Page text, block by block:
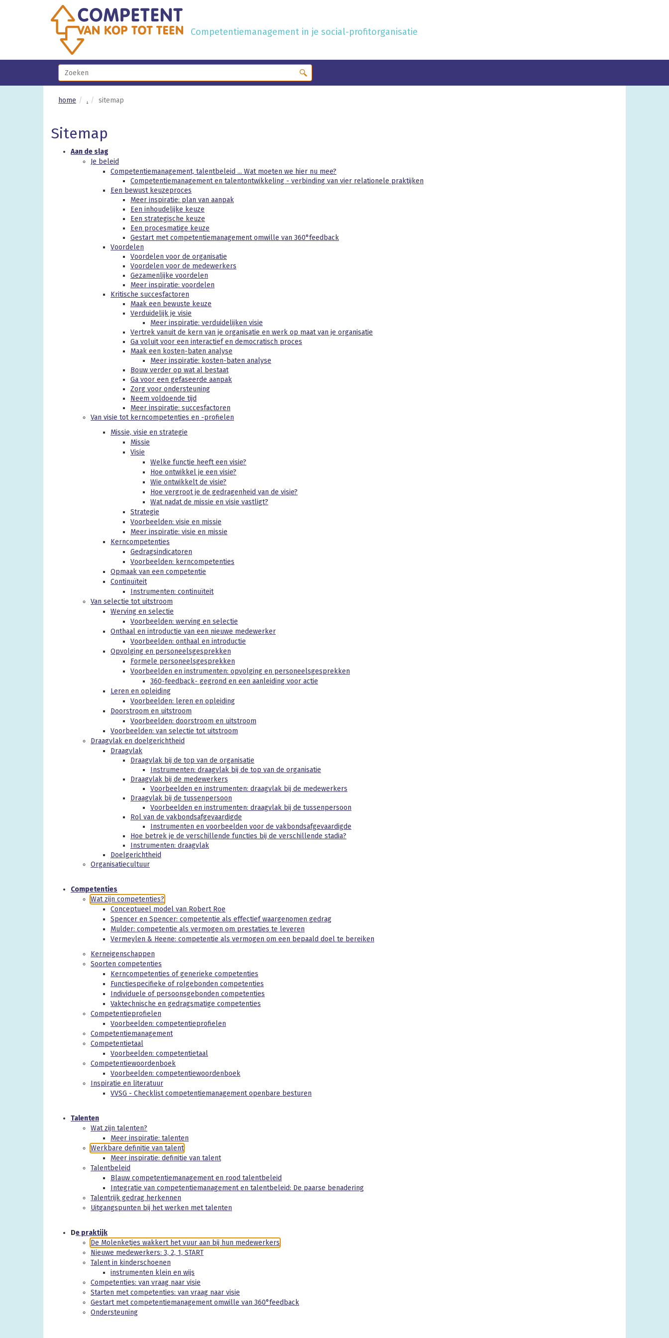
Competentiemanagement in je social-profitorganisatie
home . sitemap
Sitemap
Aan de slag
Je beleid
Competentiemanagement, talentbeleid ... Wat moeten we hier nu mee?
Competentiemanagement en talentontwikkeling - verbinding van vier relationele praktijken
Een bewust keuzeproces
Meer inspiratie: plan van aanpak
Een inhoudelijke keuze
Een strategische keuze
Een procesmatige keuze
Gestart met competentiemanagement omwille van 360°feedback
Voordelen
Voordelen voor de organisatie
Voordelen voor de medewerkers
Gezamenlijke voordelen
Meer inspiratie: voordelen
Kritische succesfactoren
Maak een bewuste keuze
Verduidelijk je visie
Meer inspiratie: verduidelijken visie
Vertrek vanuit de kern van je organisatie en werk op maat van je organisatie
Ga voluit voor een interactief en democratisch proces
Maak een kosten-baten analyse
Meer inspiratie: kosten-baten analyse
Bouw verder op wat al bestaat
Ga voor een gefaseerde aanpak
Zorg voor ondersteuning
Neem voldoende tijd
Meer inspiratie: succesfactoren
Van visie tot kerncompetenties en -profielen
Missie, visie en strategie
Missie
Visie
Welke functie heeft een visie?
Hoe ontwikkel je een visie?
Wie ontwikkelt de visie?
Hoe vergroot je de gedragenheid van de visie?
Wat nadat de missie en visie vastligt?
Strategie
Voorbeelden: visie en missie
Meer inspiratie: visie en missie
Kerncompetenties
Gedragsindicatoren
Voorbeelden: kerncompetenties
Opmaak van een competentie
Continuïteit
Instrumenten: continuïteit
Van selectie tot uitstroom
Werving en selectie
Voorbeelden: werving en selectie
Onthaal en introductie van een nieuwe medewerker
Voorbeelden: onthaal en introductie
Opvolging en personeelsgesprekken
Formele personeelsgesprekken
Voorbeelden en instrumenten: opvolging en personeelsgesprekken
360-feedback- gegrond en een aanleiding voor actie
Leren en opleiding
Voorbeelden: leren en opleiding
Doorstroom en uitstroom
Voorbeelden: doorstroom en uitstroom
Voorbeelden: van selectie tot uitstroom
Draagvlak en doelgerichtheid
Draagvlak
Draagvlak bij de top van de organisatie
Instrumenten: draagvlak bij de top van de organisatie
Draagvlak bij de medewerkers
Voorbeelden en instrumenten: draagvlak bij de medewerkers
Draagvlak bij de tussenpersoon
Voorbeelden en instrumenten: draagvlak bij de tussenpersoon
Rol van de vakbondsafgevaardigde
Instrumenten en voorbeelden voor de vakbondsafgevaardigde
Hoe betrek je de verschillende functies bij de verschillende stadia?
Instrumenten: draagvlak
Doelgerichtheid
Organisatiecultuur
Competenties
Wat zijn competenties?
Conceptueel model van Robert Roe
Spencer en Spencer: competentie als effectief waargenomen gedrag
Mulder: competentie als vermogen om prestaties te leveren
Vermeylen & Heene: competentie als vermogen om een bepaald doel te bereiken
Kerneigenschappen
Soorten competenties
Kerncompetenties of generieke competenties
Functiespecifieke of rolgebonden competenties
Individuele of persoonsgebonden competenties
Vaktechnische en gedragsmatige competenties
Competentieprofielen
Voorbeelden: competentieprofielen
Competentiemanagement
Competentietaal
Voorbeelden: competentietaal
Competentiewoordenboek
Voorbeelden: competentiewoordenboek
Inspiratie en literatuur
VVSG - Checklist competentiemanagement openbare besturen
Talenten
Wat zijn talenten?
Meer inspiratie: talenten
Werkbare definitie van talent
Meer inspiratie: definitie van talent
Talentbeleid
Blauw competentiemanagement en rood talentbeleid
Integratie van competentiemanagement en talentbeleid: De paarse benadering
Talentrijk gedrag herkennen
Uitgangspunten bij het werken met talenten
De praktijk
De Molenketjes wakkert het vuur aan bij hun medewerkers
Nieuwe medewerkers: 3, 2, 1, START
Talent in kinderschoenen
instrumenten klein en wijs
Competenties: van vraag naar visie
Starten met competenties: van vraag naar visie
Gestart met competentiemanagement omwille van 360°feedback
Ondersteuning